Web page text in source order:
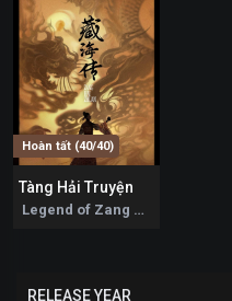
Hoàn tất (40/40)
Tàng Hải Truyện
Legend of Zang Hai 2025
RELEASE YEAR